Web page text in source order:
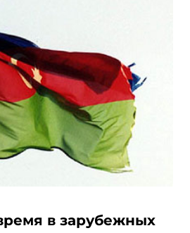
в зарубежных